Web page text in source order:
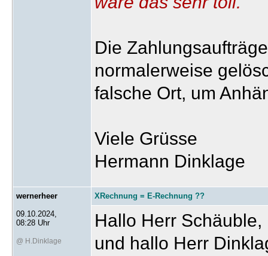
Die
normalerweise
falsche Ort, um
Viele Grüsse
Hermann Dinklage
wernerheer
09.10.2024,
08:28 Uhr
@ H.Dinklage
XRechnung = E-Rechnung ??
Hallo Herr
und hallo Herr